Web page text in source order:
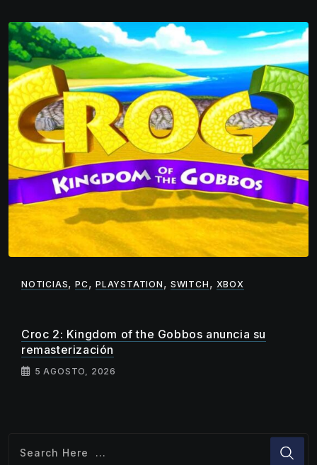
NOTICIAS,PC,PLAYSTATION , SWITCH , XBOX
Croc 2: Kingdom of the Gobbos anuncia su
remasterización
5 AGOSTO, 2026